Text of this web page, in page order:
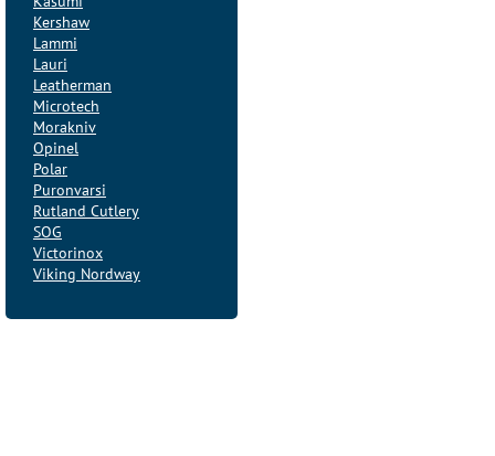
Kershaw
Lammi
Lauri
Leatherman
Microtech
Morakniv
Opinel
Polar
Puronvarsi
Rutland Cutlery
SOG
Victorinox
Viking Nordway